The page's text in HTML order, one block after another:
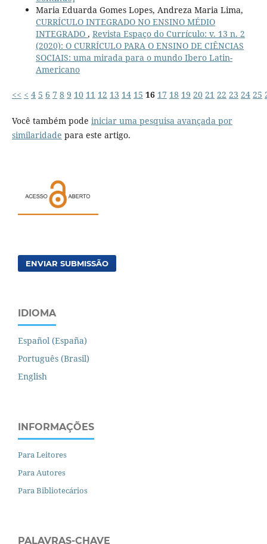
Maria Eduarda Gomes Lopes, Andreza Maria Lima,
CURRÍCULO INTEGRADO NO ENSINO MÉDIO
INTEGRADO , Revista Espaço do Currículo: v. 13 n. 2
(2020): O CURRÍCULO PARA O ENSINO DE CIÊNCIAS
SOCIAIS: uma mirada para o mundo Ibero Latin-
Americano
<< < 4 5 6 7 8 9 10 11 12 13 14 15 16 17 18 19 20 21 22 23 24 25
Você também pode iniciar uma pesquisa avançada por
similaridade para este artigo.
ENVIAR SUBMISSÃO
IDIOMA
Español (España)
Português (Brasil)
English
INFORMAÇÕES
Para Leitores
Para Autores
Para Bibliotecários
PALAVRAS-CHAVE